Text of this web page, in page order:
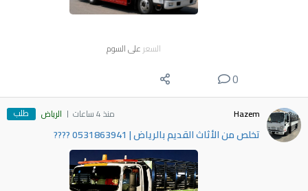
السعر على السوم
0
Hazem منذ 4 ساعات الرياض طلب
​تخلص من الأثاث القديم بالرياض | 0531863941 ????